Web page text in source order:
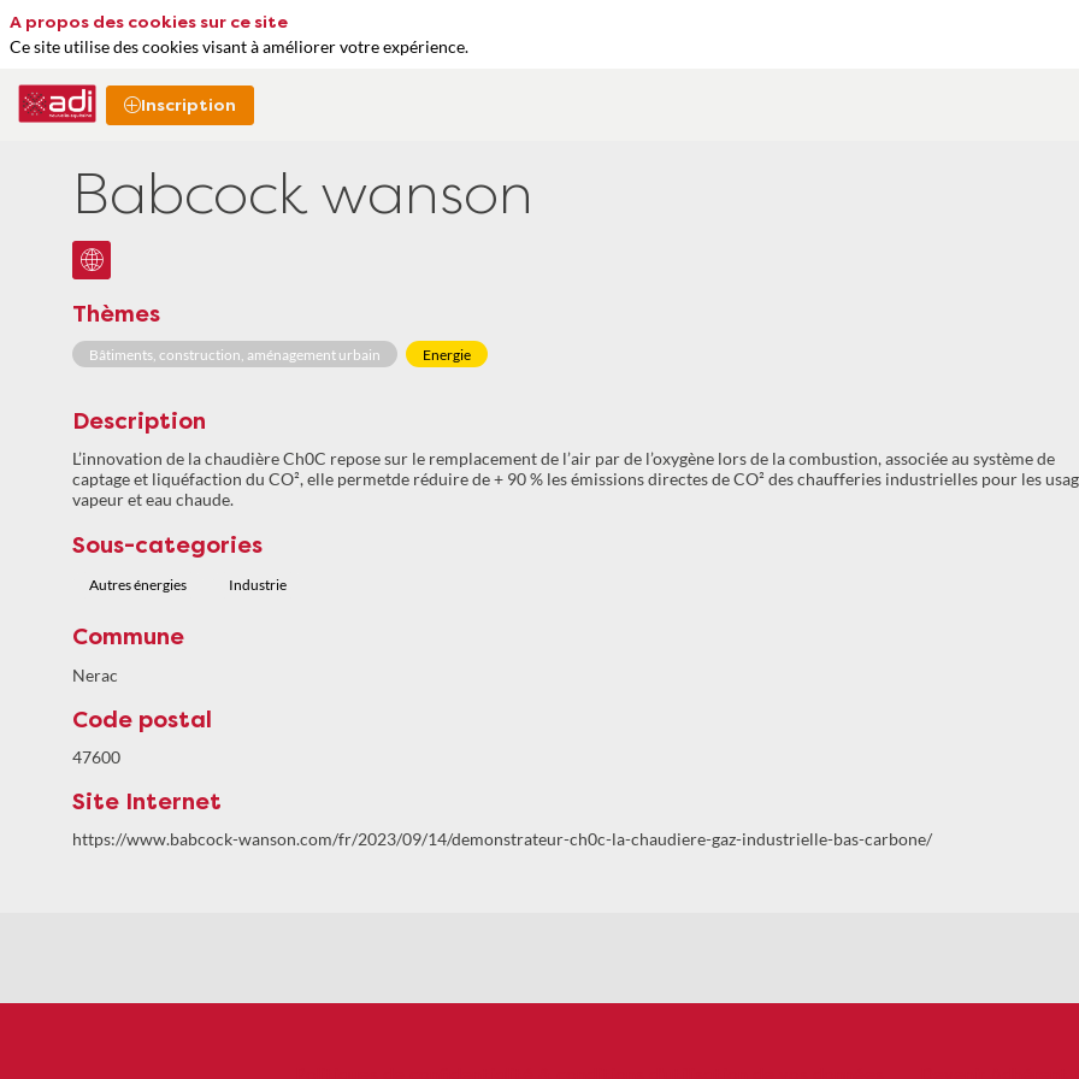
Inscription
Babcock wanson
Thèmes
Bâtiments, construction, aménagement urbain Energie
Description
L’innovation de la chaudière Ch0C repose sur le remplacement de l’air par de l’oxygène lors de la combustion, associée au système de
captage et liquéfaction du CO², elle permetde réduire de + 90 % les émissions directes de CO² des chaufferies industrielles pour les
vapeur et eau chaude.
Sous-categories
Autres énergies Industrie
Commune
Nerac
Code postal
47600
Site Internet
https://www.babcock-wanson.com/fr/2023/09/14/demonstrateur-ch0c-la-chaudiere-gaz-industrielle-bas-carbone/
A propos des cookies sur ce site
Ce site utilise des cookies visant à améliorer votre expérience.